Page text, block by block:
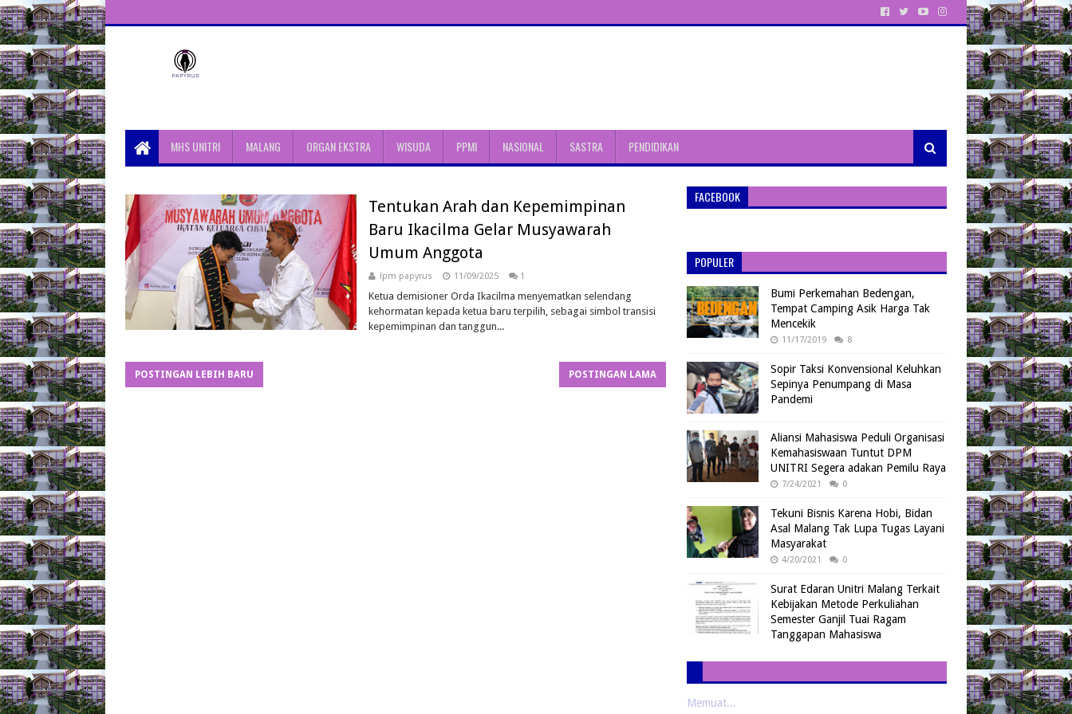
Unit Aktivitas Pers Mahasiswa
Papyrus UnitriMHS UNITRI MALANG ORGAN EKSTRA WISUDA PPMI NASIONAL SASTRA PENDIDIKAN
Tentukan Arah dan Kepemimpinan
Baru Ikacilma Gelar Musyawarah
Umum Anggota
lpm papyrus 11/09/2025 1
Ketua demisioner Orda Ikacilma menyematkan selendang
kehormatan kepada ketua baru terpilih, sebagai simbol transisi
kepemimpinan dan tanggun...
POSTINGAN LEBIH BARU POSTINGAN LAMA
FACEBOOK
POPULER
Bumi Perkemahan Bedengan,
Tempat Camping Asik Harga Tak
Mencekik
11/17/2019 8
Sopir Taksi Konvensional Keluhkan
Sepinya Penumpang di Masa
Pandemi
Aliansi Mahasiswa Peduli Organisasi
Kemahasiswaan Tuntut DPM
UNITRI Segera adakan Pemilu Raya
7/24/2021 0
Tekuni Bisnis Karena Hobi, Bidan
Asal Malang Tak Lupa Tugas Layani
Masyarakat
4/20/2021 0
Surat Edaran Unitri Malang Terkait
Kebijakan Metode Perkuliahan
Semester Ganjil Tuai Ragam
Tanggapan Mahasiswa
Memuat...